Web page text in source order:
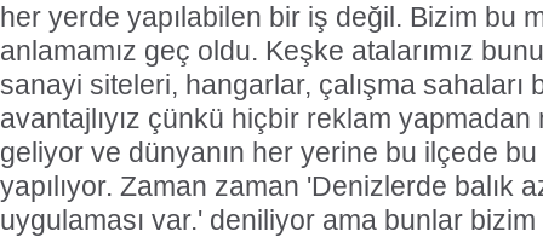
her yerde yapılabilen bir iş değil. Bizim bu
anlamamız geç oldu. Keşke atalarımız
sanayi siteleri, hangarlar, çalışma sahaları
avantajlıyız çünkü hiçbir reklam yapmadan
geliyor ve dünyanın her yerine bu ilçede bu
yapılıyor. Zaman zaman 'Denizlerde balık
uygulaması var.' deniliyor ama bunlar